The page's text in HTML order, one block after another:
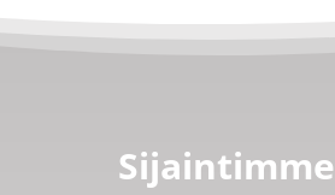
Sijaintimme